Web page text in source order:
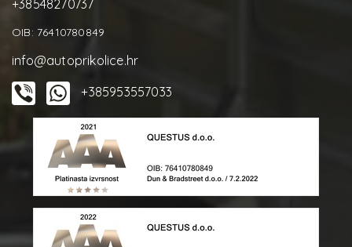
+38548270737
OIB: 76410780849
info@autoprikolice.hr
+385953557033